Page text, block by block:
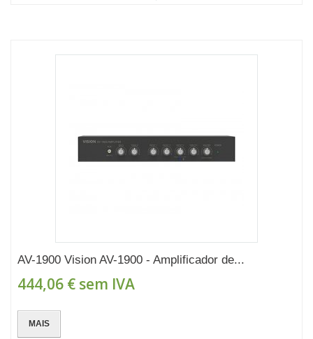
AV-1900 Vision AV-1900 - Amplificador de...
444,06 € sem IVA
MAIS